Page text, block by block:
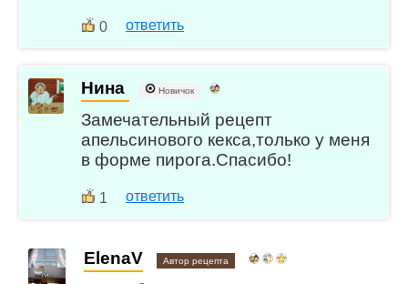
0 ответить
Нина Новичок
Замечательный рецепт
апельсинового кекса,только у меня
в форме пирога.Спасибо!
1 ответить
ElenaV Автор рецепта